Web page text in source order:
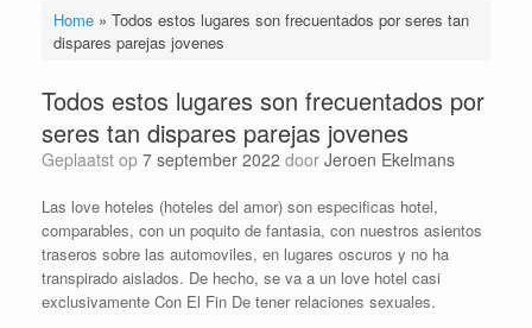
Home» Todos estos lugares son frecuentados por seres tan
dispares parejas jovenes
Todos estos lugares son frecuentados por
seres tan dispares parejas jovenes
Geplaatst op 7 september 2022 door Jeroen Ekelmans
Las love hoteles (hoteles del amor) son especificas hotel,
comparables, con un poquito de fantasia, con nuestros asientos
traseros sobre las automoviles, en lugares oscuros y no ha
transpirado aislados. De hecho, se va a un love hotel casi
exclusivamente Con El Fin De tener relaciones sexuales.